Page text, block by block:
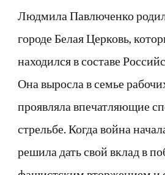
Людмила Павлюченко
городе Белая Церковь,
находился в составе
Она выросла в семье
проявляла впечатляющие
стрельбе. Когда война
решила дать свой вклад в